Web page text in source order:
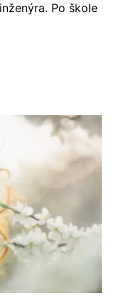
Po škole